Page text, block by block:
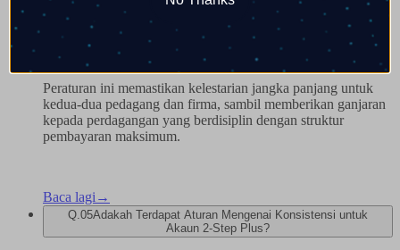
Untuk mengekalkan pembahagian ini, pedagang mesti
mengikuti
Protokol Risiko FTM Shield
yang direka untuk
mendorong pengurusan risiko yang disiplin.
Peraturan ini memastikan kelestarian jangka panjang untuk
kedua-dua pedagang dan firma, sambil memberikan ganjaran
kepada perdagangan yang berdisiplin dengan struktur
pembayaran maksimum.
Baca lagi →
Q. 05Adakah Terdapat Aturan Mengenai Konsistensi untuk
Akaun 2-Step Plus?